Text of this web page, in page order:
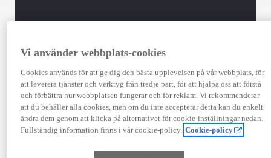
TOYOTA APPROVED
USED
Garanti upp till 10 år eller 20 000 mil – i
kombination med Toyota Relax
Vi använder webbplats-cookies
Cookies används för att ge dig den bästa upplevelsen på vår webbplats, för
att leverera tjänster och verktyg från tredje part, för att hjälpa oss att förstå
och förbättra hur webbplatsen fungerar och för reklam. Vi rekommenderar
att du behåller alla cookies, men om du inte accepterar detta kan du enkelt
ändra dem genom att klicka på alternativet för cookie-inställningar nedan.
Fullständig information finns i vår cookie-policy. Cookie-policy